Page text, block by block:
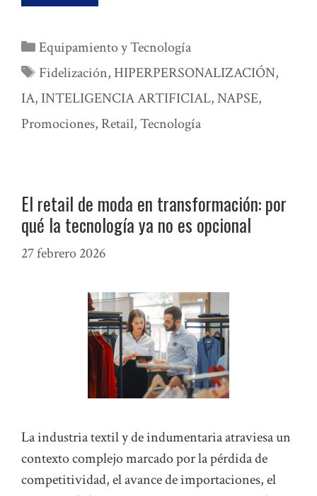
Categorías
Equipamiento y Tecnología
Etiquetas
Fidelización, HIPERPERSONALIZACIÓN,
IA, INTELIGENCIA ARTIFICIAL,NAPSE,
Promociones, Retail,Tecnología
El retail de moda en transformación: por
qué la tecnología ya no es opcional
27 febrero 2026
La industria textil y de indumentaria atraviesa un
contexto complejo marcado por la pérdida de
competitividad, el avance de importaciones, el